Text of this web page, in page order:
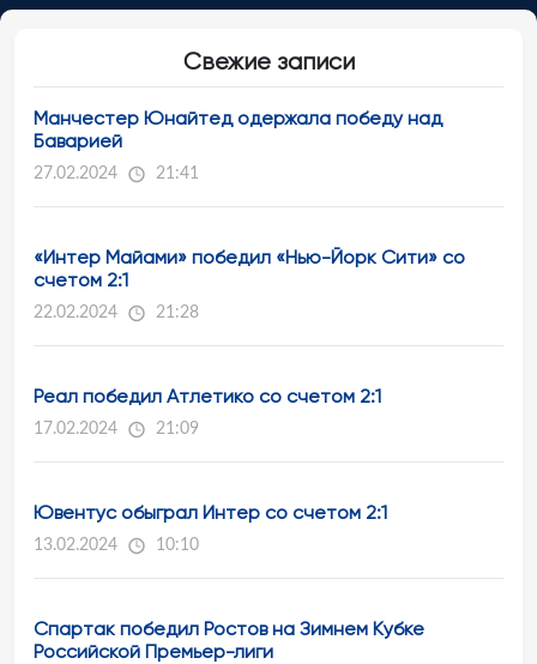
Свежие записи
Манчестер Юнайтед одержала победу над
Баварией
27.02.2024 21:41
«Интер Майами» победил «Нью-Йорк Сити» со
счетом 2:1
22.02.2024 21:28
Реал победил Атлетико со счетом 2:1
17.02.2024 21:09
Ювентус обыграл Интер со счетом 2:1
13.02.2024 10:10
Спартак победил Ростов на Зимнем Кубке
Российской Премьер-лиги